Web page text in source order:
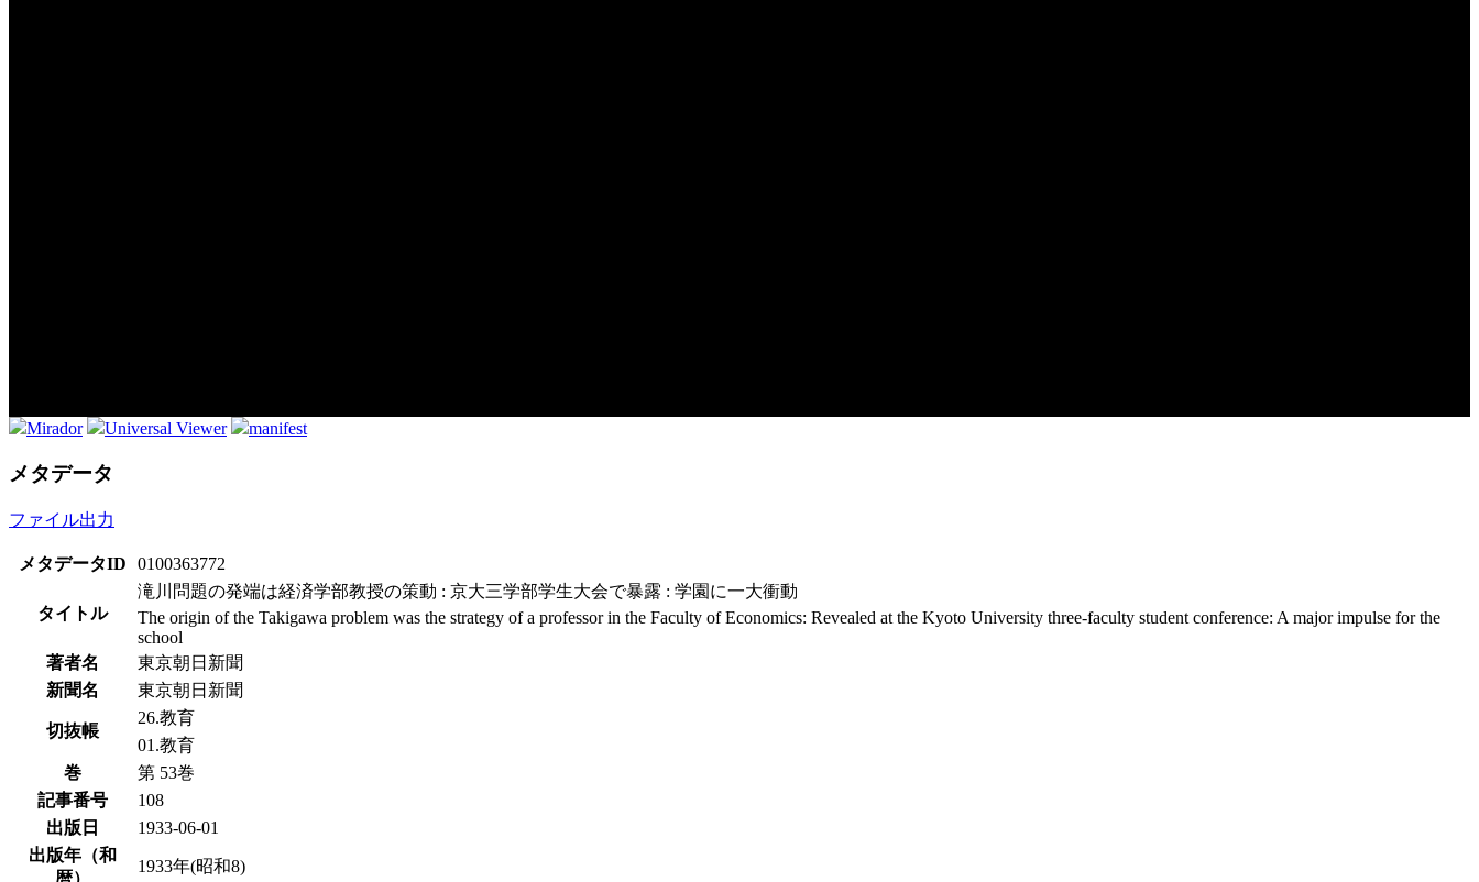
Mirador Universal Viewer manifest
メタデータ
ファイル出力
メタデータID 0100363772
タイトル
滝川問題の発端は経済学部教授の策動 : 京大三学部学生大会で暴露 : 学園に一大衝動
The origin of the Takigawa problem was the strategy of a professor in the Faculty of Economics: Revealed at the Kyoto University three-faculty student conference: A major impulse for the
school
著者名
東京朝日新聞
新聞名
東京朝日新聞
切抜帳
26.教育
01.教育
巻
第 53巻
記事番号
108
出版日
1933-06-01
出版年（和
暦）
1933年(昭和8)